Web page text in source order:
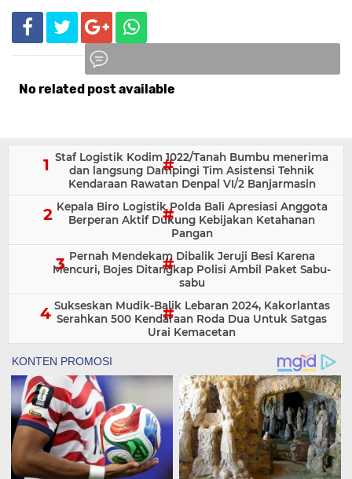
No related post available
Staf Logistik Kodim 1022/Tanah Bumbu menerima
dan langsung Dampingi Tim Asistensi Tehnik
Kendaraan Rawatan Denpal VI/2 Banjarmasin
Kepala Biro Logistik Polda Bali Apresiasi Anggota
Berperan Aktif Dukung Kebijakan Ketahanan
Pangan
Pernah Mendekam Dibalik Jeruji Besi Karena
Mencuri, Bojes Ditangkap Polisi Ambil Paket Sabu-
sabu
Sukseskan Mudik-Balik Lebaran 2024, Kakorlantas
Serahkan 500 Kendaraan Roda Dua Untuk Satgas
Urai Kemacetan